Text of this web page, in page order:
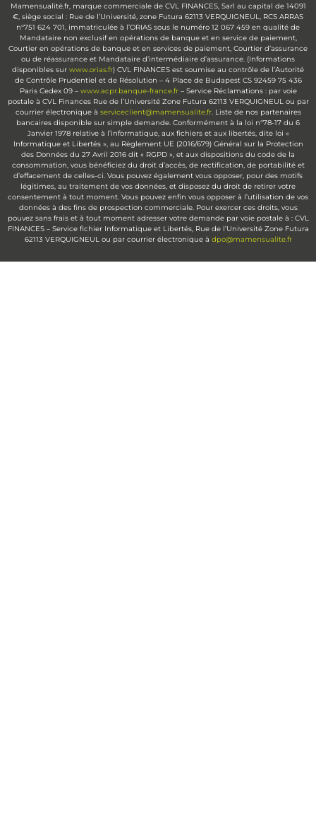
Mamensualité.fr, marque commerciale de CVL FINANCES, Sarl au capital de 14091
€, siège social : Rue de l’Université, zone Futura 62113 VERQUIGNEUL, RCS ARRAS
n°751 624 701, immatriculée à l’ORIAS sous le numéro 12 067 459 en qualité de
Mandataire non exclusif en opérations de banque et en service de paiement,
Courtier en opérations de banque et en services de paiement, Courtier d’assurance
ou de réassurance et Mandataire d’intermédiaire d’assurance. (Informations
disponibles sur www.orias.fr) CVL FINANCES est soumise au contrôle de l’Autorité
de Contrôle Prudentiel et de Résolution – 4 Place de Budapest CS 92459 75 436
Paris Cedex 09 – www.acpr.banque-france.fr– Service Réclamations : par voie
postale à CVL Finances Rue de l’Université Zone Futura 62113 VERQUIGNEUL ou par
courrier électronique à serviceclient@mamensualite.fr. Liste de nos partenaires
bancaires disponible sur simple demande. Conformément à la loi n°78-17 du 6
Janvier 1978 relative à l’informatique, aux fichiers et aux libertés, dite loi «
Informatique et Libertés », au Règlement UE (2016/679) Général sur la Protection
des Données du 27 Avril 2016 dit « RGPD », et aux dispositions du code de la
consommation, vous bénéficiez du droit d’accès, de rectification, de portabilité et
d’effacement de celles-ci. Vous pouvez également vous opposer, pour des motifs
légitimes, au traitement de vos données, et disposez du droit de retirer votre
consentement à tout moment. Vous pouvez enfin vous opposer à l’utilisation de vos
données à des fins de prospection commerciale. Pour exercer ces droits, vous
pouvez sans frais et à tout moment adresser votre demande par voie postale à : CVL
FINANCES – Service fichier Informatique et Libertés, Rue de l’Université Zone Futura
62113 VERQUIGNEUL ou par courrier électronique à dpo@mamensualite.fr